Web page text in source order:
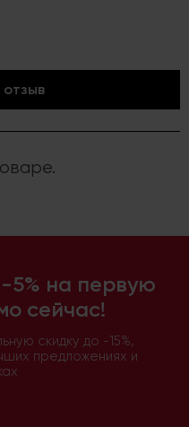
5% на первую
сейчас!
скидку до -15%,
предложениях и